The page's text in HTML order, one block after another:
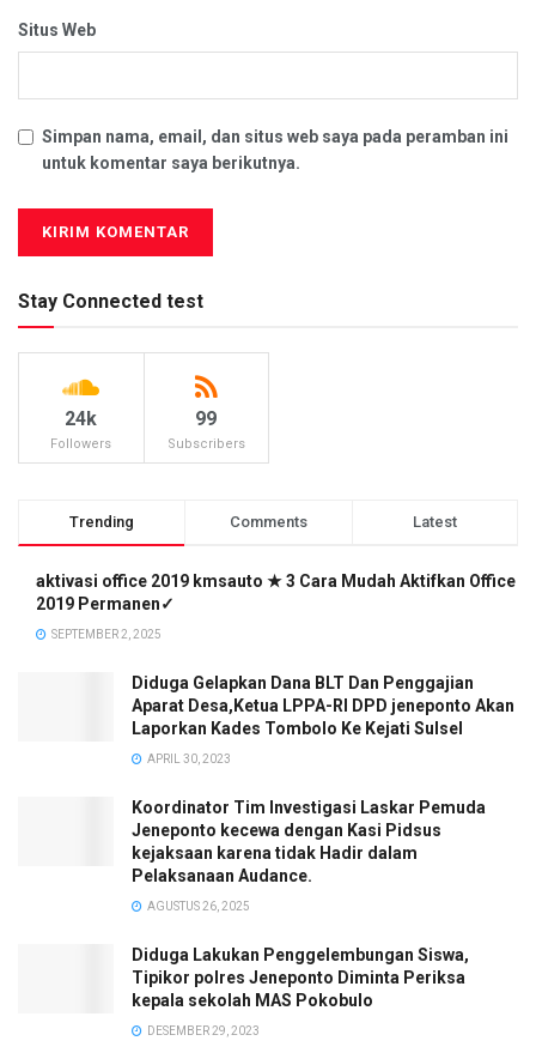
Situs Web
Simpan nama, email, dan situs web saya pada peramban ini
untuk komentar saya berikutnya.
Stay Connected test
24k
Followers
99
Subscribers
Trending Comments Latest
aktivasi office 2019 kmsauto ★ 3 Cara Mudah Aktifkan Office
2019 Permanen✓
SEPTEMBER 2, 2025
Diduga Gelapkan Dana BLT Dan Penggajian
Aparat Desa,Ketua LPPA-RI DPD jeneponto Akan
Laporkan Kades Tombolo Ke Kejati Sulsel
APRIL 30, 2023
Koordinator Tim Investigasi Laskar Pemuda
Jeneponto kecewa dengan Kasi Pidsus
kejaksaan karena tidak Hadir dalam
Pelaksanaan Audance.
AGUSTUS 26, 2025
Diduga Lakukan Penggelembungan Siswa,
Tipikor polres Jeneponto Diminta Periksa
kepala sekolah MAS Pokobulo
DESEMBER 29, 2023